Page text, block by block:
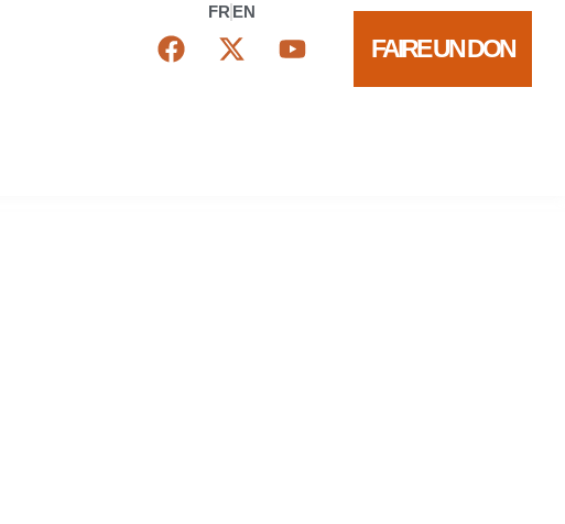
FR EN
FAIRE UN DON